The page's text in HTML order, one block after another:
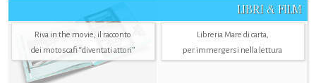
LIBRI & FILM
Riva in the movie, il racconto
dei motoscafi “diventati attori”
Libreria Mare di carta,
per immergersi nella lettura